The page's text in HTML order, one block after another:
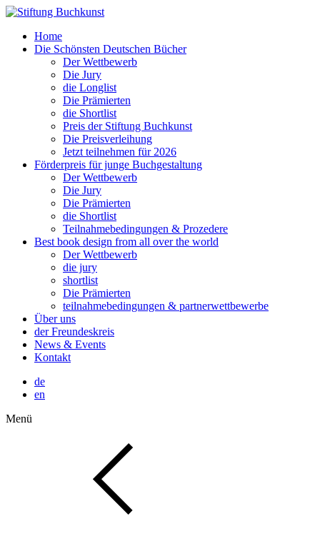
Home
Die Schönsten Deutschen Bücher
Der Wettbewerb
Die Jury
die Longlist
Die Prämierten
die Shortlist
Preis der Stiftung Buchkunst
Die Preisverleihung
Jetzt teilnehmen für 2026
Förderpreis für junge Buchgestaltung
Der Wettbewerb
Die Jury
Die Prämierten
die Shortlist
Teilnahmebedingungen & Prozedere
Best book design from all over the world
Der Wettbewerb
die jury
shortlist
Die Prämierten
teilnahmebedingungen & partnerwettbewerbe
Über uns
der Freundeskreis
News & Events
Kontakt
de
en
Menü